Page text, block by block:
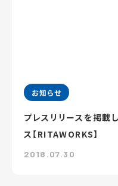
お知らせ
プレスリリースを掲載
ス【RITAWORKS】
2018.07.30